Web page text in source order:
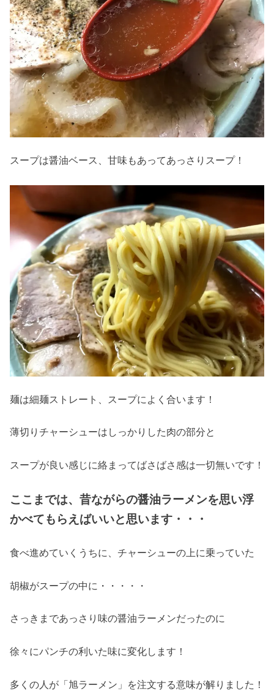
スープは醤油ベース、甘味もあってあっさりスープ！
麺は細麺ストレート、スープによく合います！
薄切りチャーシューはしっかりした肉の部分と
スープが良い感じに絡まってばさばさ感は一切無いです！
ここまでは、昔ながらの醤油ラーメンを思い浮
かべてもらえばいいと思います・・・
食べ進めていくうちに、チャーシューの上に乗っていた
胡椒がスープの中に・・・・・
さっきまであっさり味の醤油ラーメンだったのに
徐々にパンチの利いた味に変化します！
多くの人が「旭ラーメン」を注文する意味が解りました！